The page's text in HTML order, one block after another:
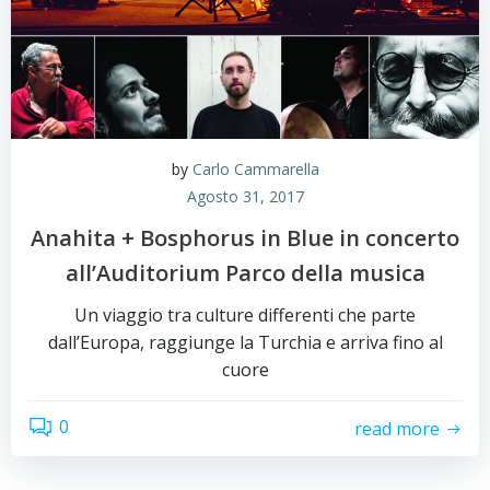
by Carlo Cammarella
Agosto 31, 2017
Anahita + Bosphorus in Blue in concerto
all’Auditorium Parco della musica
Un viaggio tra culture differenti che parte
dall’Europa, raggiunge la Turchia e arriva fino al
cuore
0 read more